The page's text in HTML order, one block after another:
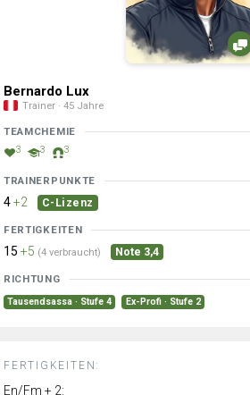
Bernardo Lux
Trainer · 45 Jahre
TEAMCHEMIE
3 3 3
TRAINERPUNKTE
4+2 C-Lizenz
FERTIGKEITEN
15 +5 (4 verbraucht) Note 3,4
RICHTUNG
Tausendsassa · Stufe 4 Ex-Profi · Stufe 2
FERTIGKEITEN:
En/Fm + 2: